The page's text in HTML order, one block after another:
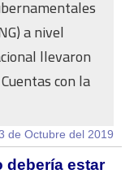
a nivel
llevaron
con la
de Octubre del 2019
debería estar